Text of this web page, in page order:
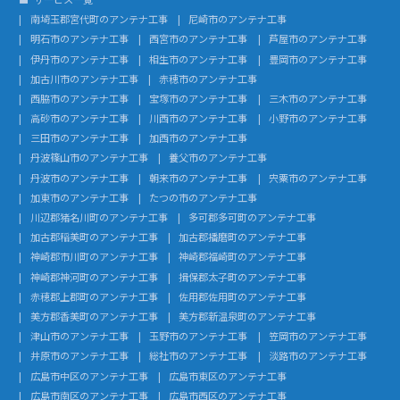
南埼玉郡宮代町のアンテナ工事
尼崎市のアンテナ工事
明石市のアンテナ工事
西宮市のアンテナ工事
芦屋市のアンテナ工事
伊丹市のアンテナ工事
相生市のアンテナ工事
豊岡市のアンテナ工事
加古川市のアンテナ工事
赤穂市のアンテナ工事
西脇市のアンテナ工事
宝塚市のアンテナ工事
三木市のアンテナ工事
高砂市のアンテナ工事
川西市のアンテナ工事
小野市のアンテナ工事
三田市のアンテナ工事
加西市のアンテナ工事
丹波篠山市のアンテナ工事
養父市のアンテナ工事
丹波市のアンテナ工事
朝来市のアンテナ工事
宍粟市のアンテナ工事
加東市のアンテナ工事
たつの市のアンテナ工事
川辺郡猪名川町のアンテナ工事
多可郡多可町のアンテナ工事
加古郡稲美町のアンテナ工事
加古郡播磨町のアンテナ工事
神崎郡市川町のアンテナ工事
神崎郡福崎町のアンテナ工事
神崎郡神河町のアンテナ工事
揖保郡太子町のアンテナ工事
赤穂郡上郡町のアンテナ工事
佐用郡佐用町のアンテナ工事
美方郡香美町のアンテナ工事
美方郡新温泉町のアンテナ工事
津山市のアンテナ工事
玉野市のアンテナ工事
笠岡市のアンテナ工事
井原市のアンテナ工事
総社市のアンテナ工事
淡路市のアンテナ工事
広島市中区のアンテナ工事
広島市東区のアンテナ工事
広島市南区のアンテナ工事
広島市西区のアンテナ工事